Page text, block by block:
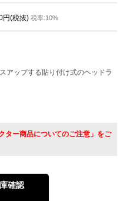
円(税抜) 税率:10%
アップする貼り付け式のヘッドラ
ター商品についてのご注意」をご
確認